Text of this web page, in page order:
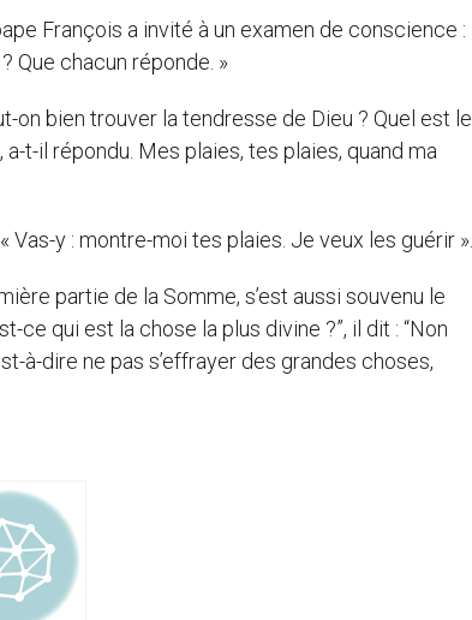
François a invité à un examen de conscience :
Que chacun réponde. »
on bien trouver la tendresse de Dieu ? Quel est le
t-il répondu. Mes plaies, tes plaies, quand ma
y : montre-moi tes plaies. Je veux les guérir ».
partie de la Somme, s’est aussi souvenu le
ce qui est la chose la plus divine ?”, il dit : “Non
à-dire ne pas s’effrayer des grandes choses,